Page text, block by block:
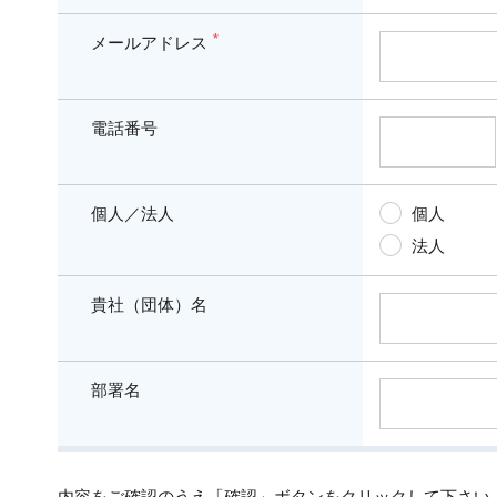
メールアドレス *
電話番号
個人／法人
個人
法人
貴社（団体）名
部署名